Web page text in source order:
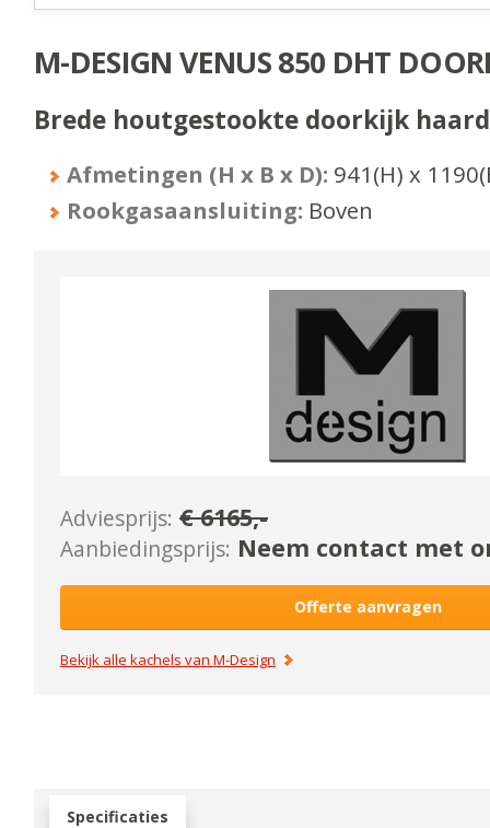
M-DESIGN VENUS 850 DHT
Brede houtgestookte doorkijk
Afmetingen (H x B x D): 941(H) x 1190
Rookgasaansluiting: Boven
Adviesprijs: €6165,-
Aanbiedingsprijs: Neem contact met
Offerte aanvragen
Bekijk alle kachels vanM-Design
Specificaties